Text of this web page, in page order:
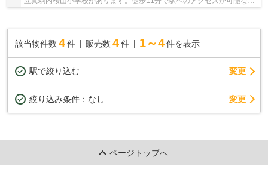
件です。御身体の不自由な方でも安心のエレベ...
該当物件数 4件 販売数 4 件 1～4 件を表示
駅で絞り込む 変更
絞り込み条件： なし 変更
ページトップへ